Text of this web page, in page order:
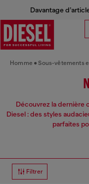
Davantage
Homme Sous-vêtements
Découvrez la dernière
Diesel : des styles
parfaites
Filtrer